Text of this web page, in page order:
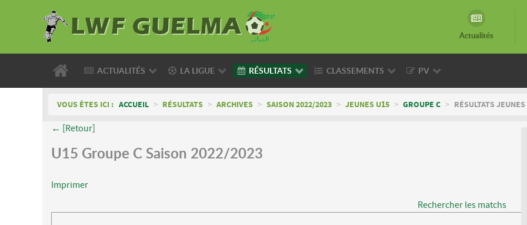
Actualités
ACTUALITÉS LA LIGUE RÉSULTATS CLASSEMENTS PV
VOUS ÊTES ICI : ACCUEIL > RÉSULTATS > ARCHIVES > SAISON 2022/2023 > JEUNES U15 > GROUPE C > RÉSULTATS
← [Retour]
U15 Groupe C Saison 2022/2023
Imprimer
Rechercher les matchs